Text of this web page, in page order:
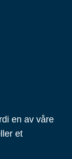
en av våre
et